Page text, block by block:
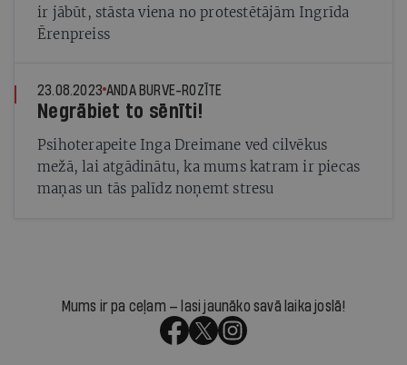
ir jābūt, stāsta viena no protestētājām Ingrīda
Ērenpreiss
23.08.2023 ANDA BURVE-ROZĪTE
Negrābiet to sēnīti!
Psihoterapeite Inga Dreimane ved cilvēkus
mežā, lai atgādinātu, ka mums katram ir piecas
maņas un tās palīdz noņemt stresu
Mums ir pa ceļam — lasi jaunāko savā laika joslā!